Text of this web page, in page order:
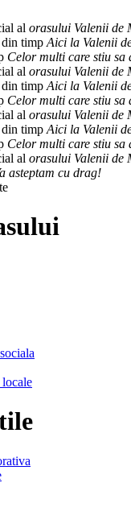
al orasului Valenii de
timp Aici la Valenii
Celor multi care stiu sa
al orasului Valenii de
timp Aici la Valenii
Celor multi care stiu sa
al orasului Valenii de
timp Aici la Valenii
Celor multi care stiu sa
al orasului Valenii de
asteptam cu drag!